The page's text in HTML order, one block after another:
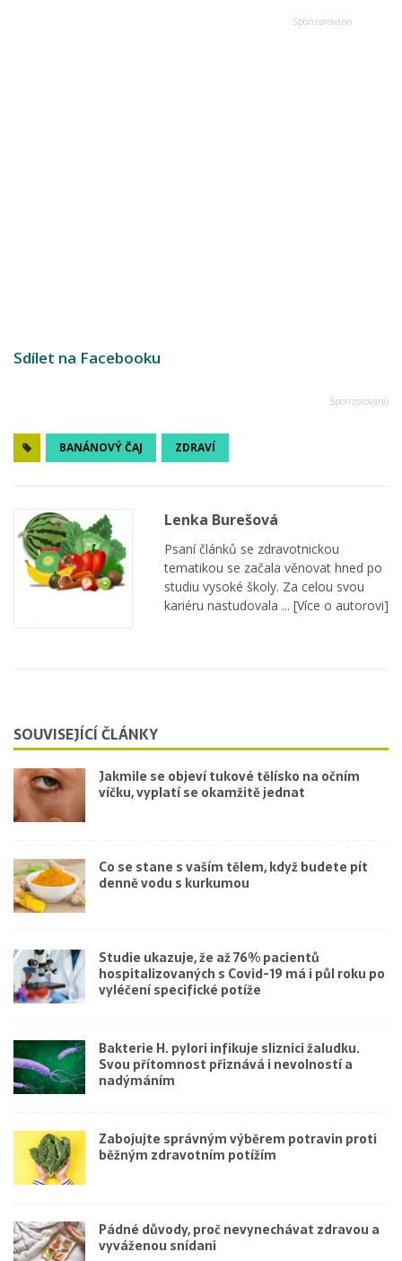
Sdílet na Facebooku
BANÁNOVÝ ČAJ ZDRAVÍ
Lenka Burešová
Psaní článků se zdravotnickou
tematikou se začala věnovat hned po
studiu vysoké školy. Za celou svou
kariéru nastudovala ... [Více o autorovi]
SOUVISEJÍCÍ ČLÁNKY
Jakmile se objeví tukové tělísko na očním
víčku, vyplatí se okamžitě jednat
Co se stane s vaším tělem, když budete pít
denně vodu s kurkumou
Studie ukazuje, že až 76% pacientů
hospitalizovaných s Covid-19 má i půl roku po
vyléčení specifické potíže
Bakterie H. pylori infikuje sliznici žaludku.
Svou přítomnost přiznává i nevolností a
nadýmáním
Zabojujte správným výběrem potravin proti
běžným zdravotním potížím
Pádné důvody, proč nevynechávat zdravou a
vyváženou snídani